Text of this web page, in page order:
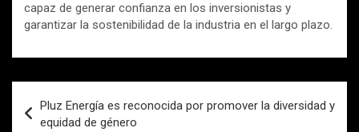
capaz de generar confianza en los inversionistas y
garantizar la sostenibilidad de la industria en el largo plazo.
de
Pluz Energía es reconocida por promover la diversidad y
equidad de género